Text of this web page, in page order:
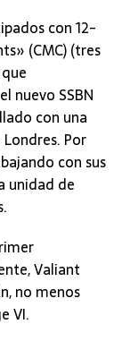
con 12-
(CMC) (tres
nuevo SSBN
con una
Por
con sus
unidad de
Valiant
no menos
VI.